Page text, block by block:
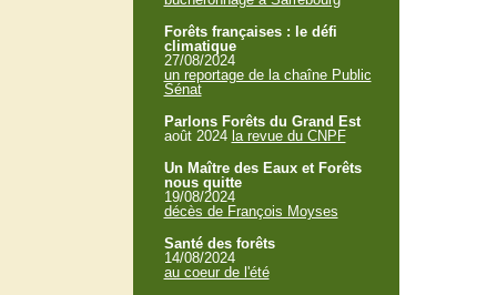
Forêts françaises : le défi
climatique
27/08/2024
un reportage de la chaîne Public
Sénat
Parlons Forêts du Grand Est
août 2024 la revue du CNPF
Un Maître des Eaux et Forêts
nous quitte
19/08/2024
décès de François Moyses
Santé des forêts
14/08/2024
au coeur de l'été